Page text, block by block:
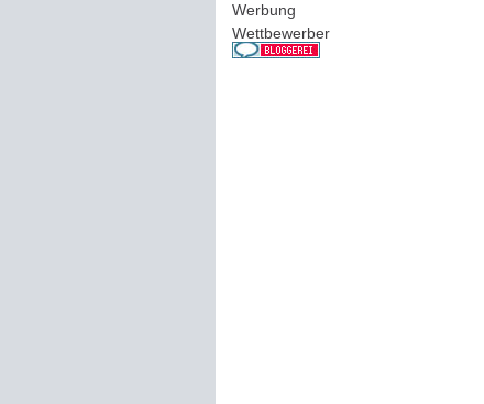
Werbung
Wettbewerber(61)